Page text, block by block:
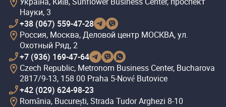
Науки, 3
+38 (067) 559-47-28
Россия, Москва, Деловой центр МОСКВА, ул.
Охотный Ряд, 2
+7 (936) 169-47-64
Czech Republic, Metronom Business Center, Bucharova
2817/9-13, 158 00 Praha 5-Nové Butovice
+42 (029) 624-98-23
România, București, Strada Tudor Arghezi 8-10